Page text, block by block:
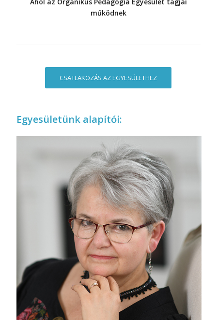
működnek
CSATLAKOZÁS AZ EGYESÜLETHEZ
Egyesületünk alapítói: